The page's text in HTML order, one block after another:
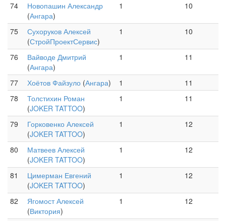
74
Новопашин Александр
(Ангара)
1 10
75
Сухоруков Алексей
(СтройПроектСервис)
1 10
76
Вайводе Дмитрий
(Ангара)
1 11
77 Хоётов Файзуло (Ангара) 1
11
78
Толстихин Роман
(JOKER TATTOO)
1 11
79
Горковенко Алексей
(JOKER TATTOO)
1 12
80
Матвеев Алексей
(JOKER TATTOO)
1 12
81
Цимерман Евгений
(JOKER TATTOO)
1 12
82
Ягомост Алексей
(Виктория)
1 12